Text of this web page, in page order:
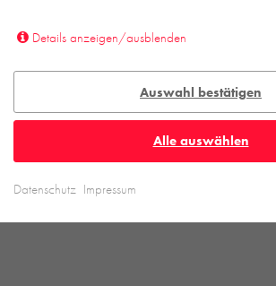
Details anzeigen/ausblenden
Auswahl bestätigen
Alle auswählen
Datenschutz Impressum